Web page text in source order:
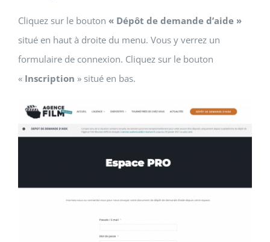
Cliquez sur le bouton « Dépôt de demande d’aide »
situé en haut à droite du menu. Vous y verrez un
formulaire de connexion. Cliquez sur le bouton
« Inscription » situé en bas.